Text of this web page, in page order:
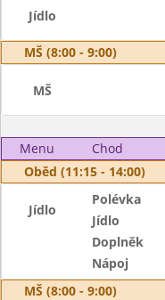
Jídlo
MŠ (8:00 - 9:00)
MŠ
Menu Chod
Oběd (11:15 - 14:00)
Jídlo
Polévka
Jídlo
Doplněk
Nápoj
MŠ (8:00 - 9:00)